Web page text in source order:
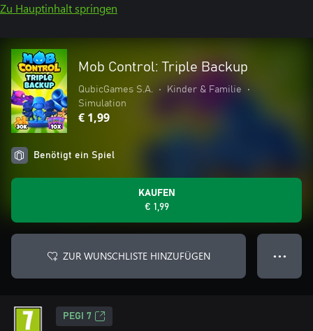
Zu Hauptinhalt springen
Mob Control: Triple Backup
QubicGames S.A. • Kinder & Familie
•
Simulation
€ 1,99
Benötigt ein Spiel
KAUFEN
€ 1,99
ZUR WUNSCHLISTE HINZUFÜGEN ● ● ●
PEGI 7